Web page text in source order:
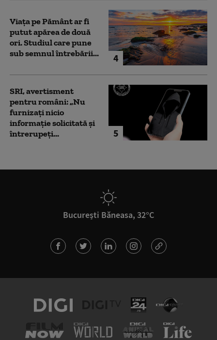
4
Viața pe Pământ ar fi
putut apărea de două
ori. Studiul care pune
sub semnul întrebării...
5
SRI, avertisment
pentru români: „Nu
furnizați nicio
informație solicitată și
întrerupeți...
București Băneasa, 32°C